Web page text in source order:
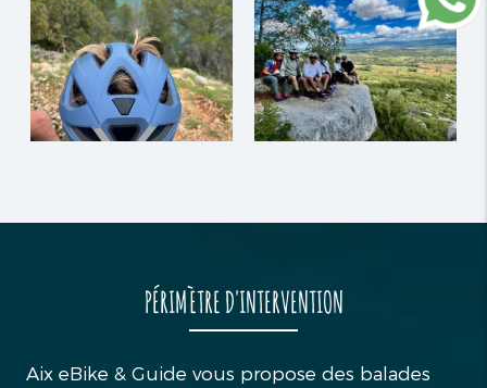
PÉRIMÈTRE D'INTERVENTION
Aix eBike & Guide vous propose des balades